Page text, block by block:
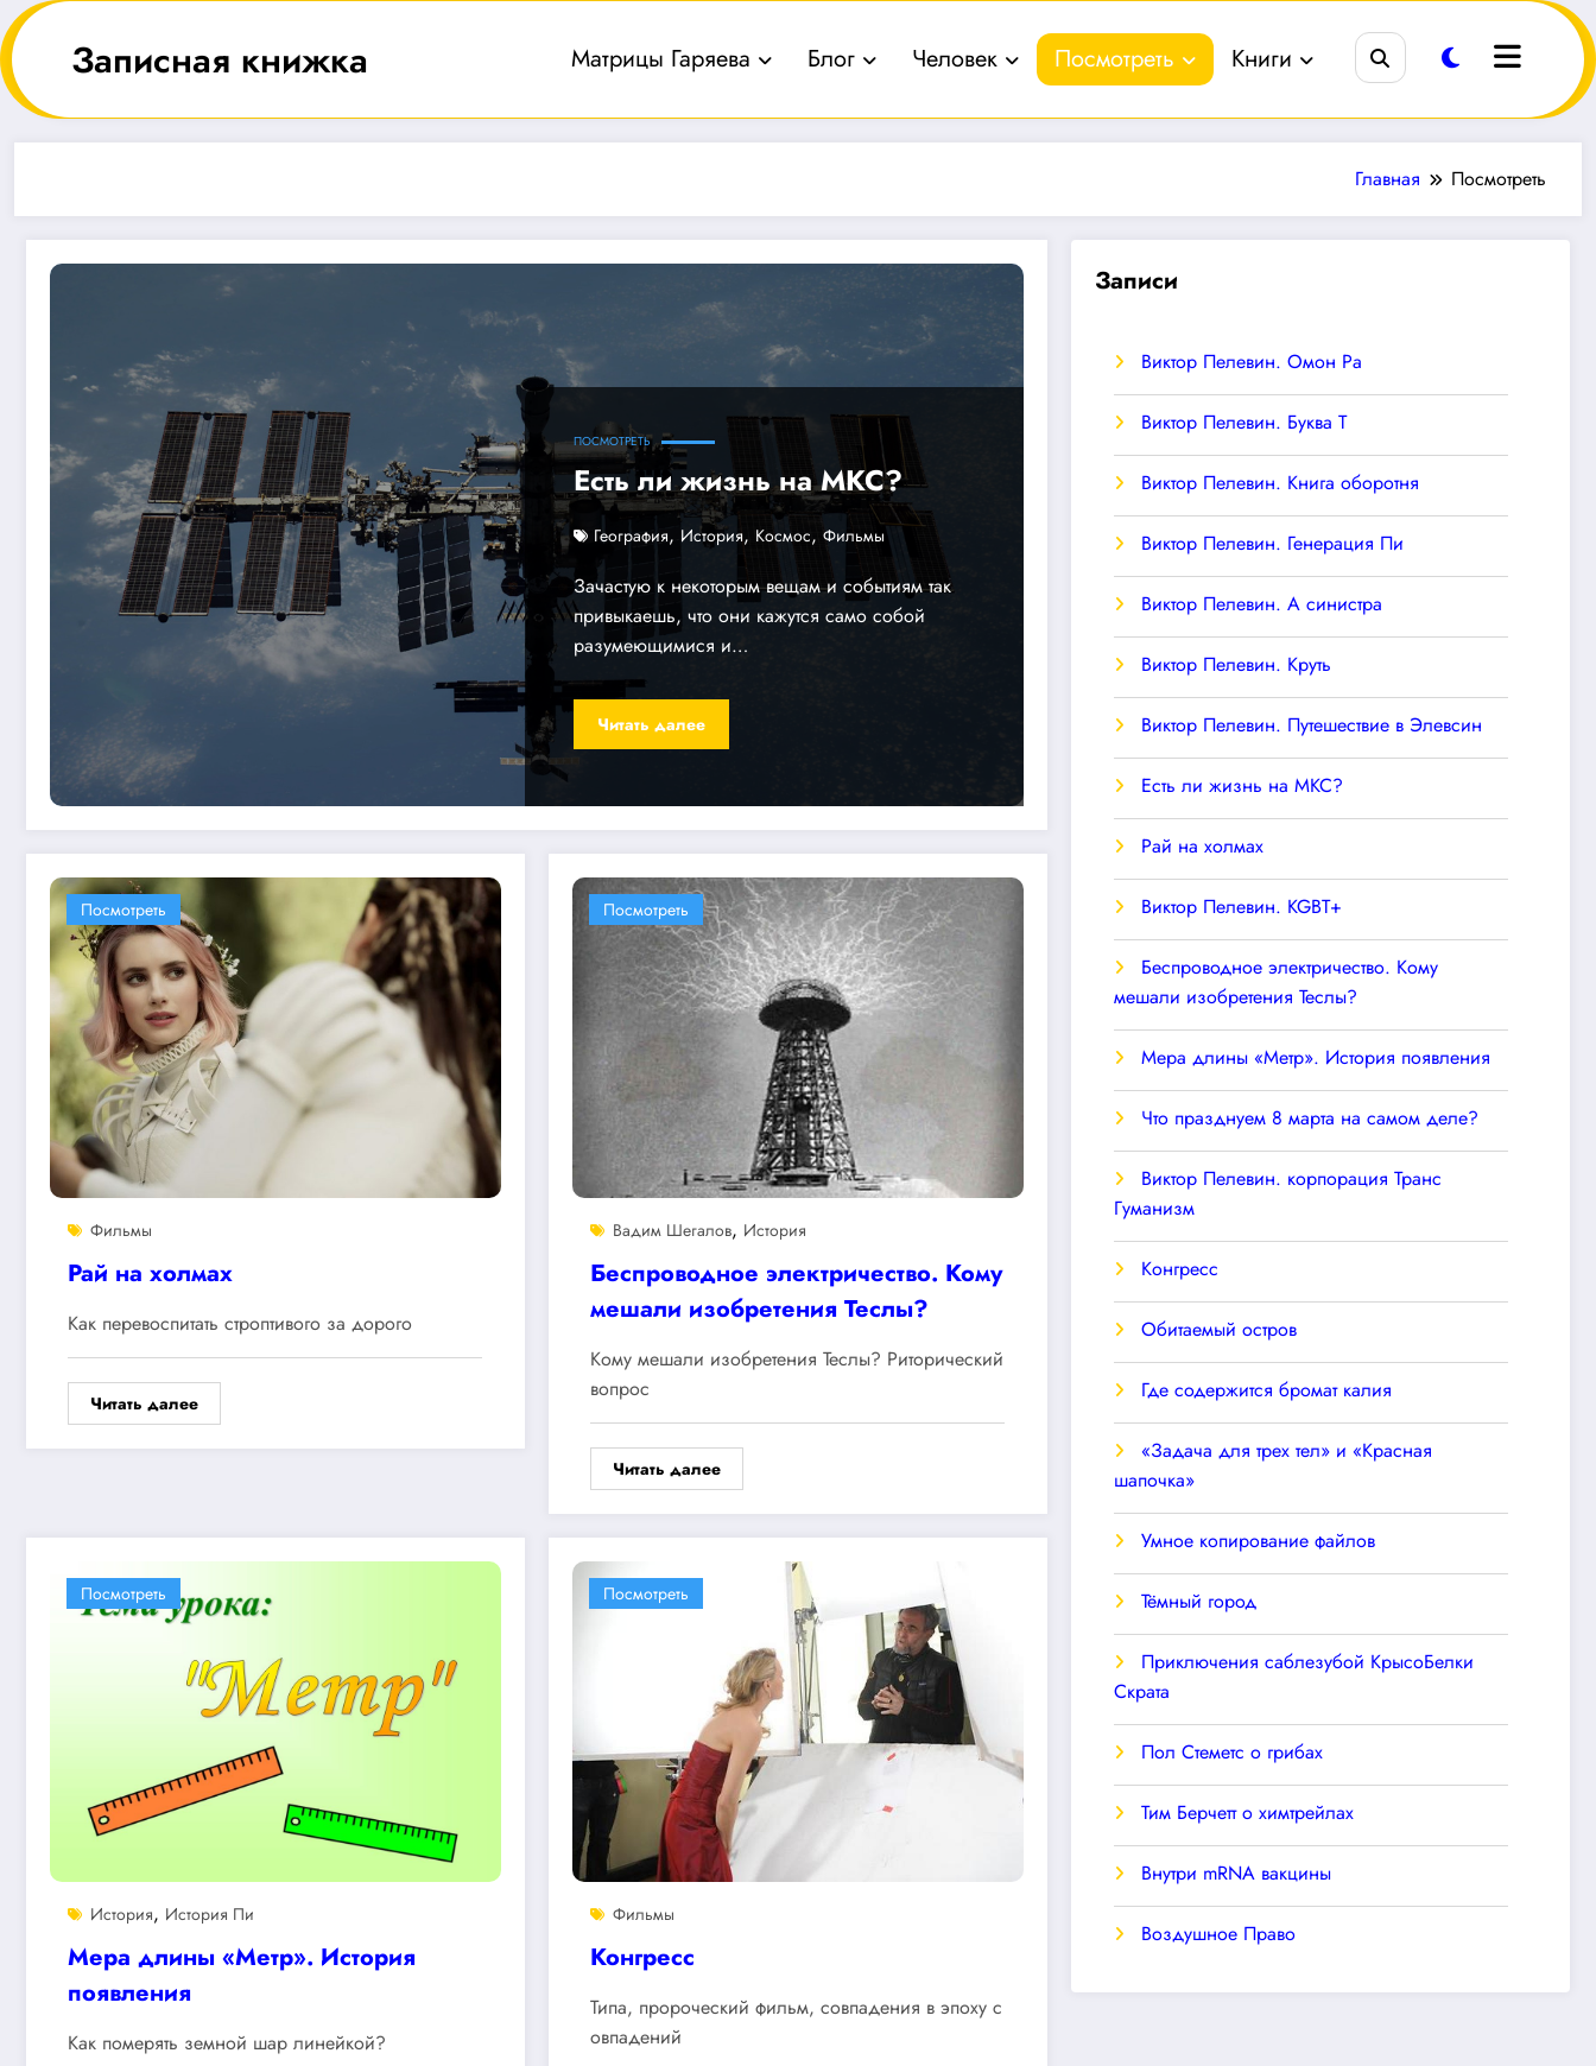
Перейти
к
содержимомуЗаписная книжка Матрицы Гаряева Блог Человек Посмотреть Книги
Главная Посмотреть
ПОСМОТРЕТЬ
Есть ли жизнь на МКС?
География, История, Космос, Фильмы
Зачастую к некоторым вещам и событиям так
привыкаешь, что они кажутся само собой
разумеющимися и…
Читать далее
Посмотреть
Фильмы
Рай на холмах
Как перевоспитать строптивого за дорого
Читать далее
Посмотреть
Вадим Шегалов, История
Беспроводное электричество. Кому
мешали изобретения Теслы?
Кому мешали изобретения Теслы? Риторический
вопрос
Читать далее
Посмотреть
История, История Пи
Мера длины «Метр». История
появления
Как померять земной шар линейкой?
Посмотреть
Фильмы
Конгресс
Типа, пророческий фильм, совпадения в эпоху с
овпадений
Записи
Виктор Пелевин. Омон Ра
Виктор Пелевин. Буква T
Виктор Пелевин. Книга оборотня
Виктор Пелевин. Генерация Пи
Виктор Пелевин. А синистра
Виктор Пелевин. Круть
Виктор Пелевин. Путешествие в Элевсин
Есть ли жизнь на МКС?
Рай на холмах
Виктор Пелевин. KGBT+
Беспроводное электричество. Кому
мешали изобретения Теслы?
Мера длины «Метр». История появления
Что празднуем 8 марта на самом деле?
Виктор Пелевин. корпорация Транс
Гуманизм
Конгресс
Обитаемый остров
Где содержится бромат калия
«Задача для трех тел» и «Красная
шапочка»
Умное копирование файлов
Тёмный город
Приключения саблезубой КрысоБелки
Скрата
Пол Стеметс о грибах
Тим Берчетт о химтрейлах
Внутри mRNA вакцины
Воздушное Право